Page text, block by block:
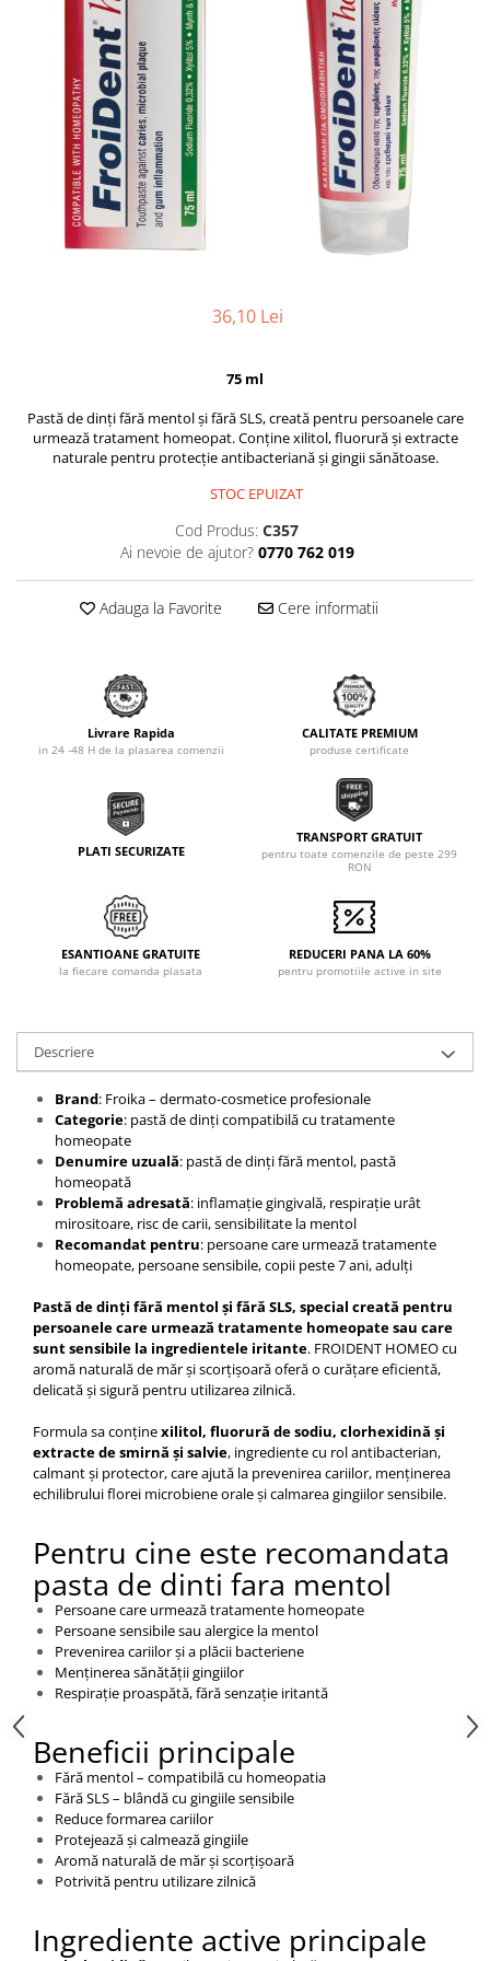
36,10 Lei
75 ml
Pastă de dinți fără mentol și fără SLS, creată pentru persoanele care
urmează tratament homeopat. Conține xilitol, fluorură și extracte
naturale pentru protecție antibacteriană și gingii sănătoase.
STOC EPUIZAT
Cod Produs: C357
Ai nevoie de ajutor? 0770 762 019
Adauga la Favorite Cere informatii
Livrare Rapida
in 24 -48 H de la plasarea comenzii
CALITATE PREMIUM
produse certificate
PLATI SECURIZATE
TRANSPORT GRATUIT
pentru toate comenzile de peste 299
RON
ESANTIOANE GRATUITE
la fiecare comanda plasata
REDUCERI PANA LA 60%
pentru promotiile active in site
Descriere
Brand: Froika – dermato-cosmetice profesionale
Categorie: pastă de dinți compatibilă cu tratamente
homeopate
Denumire uzuală: pastă de dinți fără mentol, pastă
homeopată
Problemă adresată: inflamație gingivală, respirație urât
mirositoare, risc de carii, sensibilitate la mentol
Recomandat pentru: persoane care urmează tratamente
homeopate, persoane sensibile, copii peste 7 ani, adulți
Pastă de dinți fără mentol și fără SLS, special creată pentru
persoanele care urmează tratamente homeopate sau care
sunt sensibile la ingredientele iritante. FROIDENT HOMEO cu
aromă naturală de măr și scorțișoară oferă o curățare eficientă,
delicată și sigură pentru utilizarea zilnică.
Formula sa conținexilitol, fluorură de sodiu, clorhexidină și
extracte de smirnă și salvie, ingrediente cu rol antibacterian,
calmant și protector, care ajută la prevenirea cariilor, menținerea
echilibrului florei microbiene orale și calmarea gingiilor sensibile.
Pentru cine este recomandata
pasta de dinti fara mentol
Persoane care urmează tratamente homeopate
Persoane sensibile sau alergice la mentol
Prevenirea cariilor și a plăcii bacteriene
Menținerea sănătății gingiilor
Respirație proaspătă, fără senzație iritantă
Beneficii principale
Fără mentol – compatibilă cu homeopatia
Fără SLS – blândă cu gingiile sensibile
Reduce formarea cariilor
Protejează și calmează gingiile
Aromă naturală de măr și scorțișoară
Potrivită pentru utilizare zilnică
Ingrediente active principale